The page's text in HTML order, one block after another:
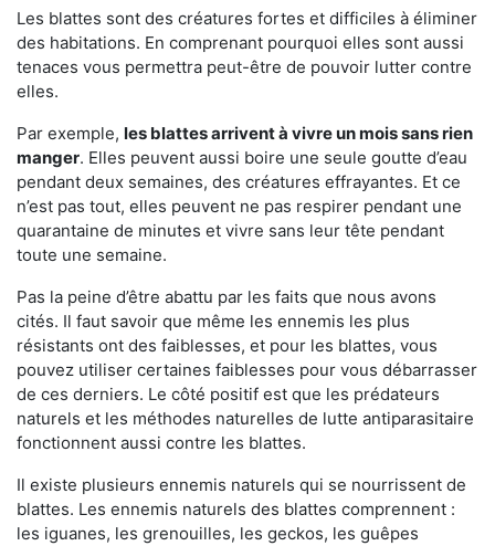
Les blattes sont des créatures fortes et difficiles à éliminer
des habitations. En comprenant pourquoi elles sont aussi
tenaces vous permettra peut-être de pouvoir lutter contre
elles.
Par exemple, les blattes arrivent à vivre un mois sans rien
manger. Elles peuvent aussi boire une seule goutte d’eau
pendant deux semaines, des créatures effrayantes. Et ce
n’est pas tout, elles peuvent ne pas respirer pendant une
quarantaine de minutes et vivre sans leur tête pendant
toute une semaine.
Pas la peine d’être abattu par les faits que nous avons
cités. Il faut savoir que même les ennemis les plus
résistants ont des faiblesses, et pour les blattes, vous
pouvez utiliser certaines faiblesses pour vous débarrasser
de ces derniers. Le côté positif est que les prédateurs
naturels et les méthodes naturelles de lutte antiparasitaire
fonctionnent aussi contre les blattes.
Il existe plusieurs ennemis naturels qui se nourrissent de
blattes. Les ennemis naturels des blattes comprennent :
les iguanes, les grenouilles, les geckos, les guêpes